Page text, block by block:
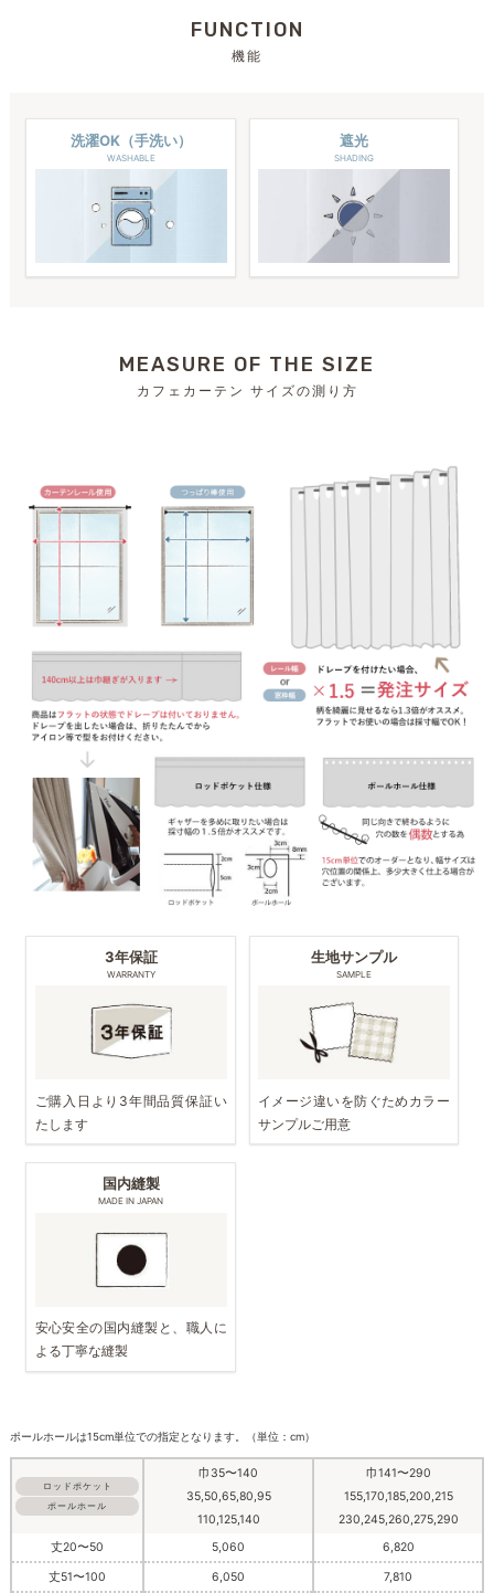
FUNCTION
機能
洗濯OK（手洗い）
WASHABLE
遮光
SHADING
MEASURE OF THE SIZE
カフェカーテン サイズの測り方
3年保証
WARRANTY
ご購入日より3年間品質保証い
たします
生地サンプル
SAMPLE
イメージ違いを防ぐためカラー
サンプルご用意
国内縫製
MADE IN JAPAN
安心安全の国内縫製と、職人に
よる丁寧な縫製
ポールホールは15cm単位での指定となります。（単位：cm）
ロッドポケット
ポールホール
巾35〜140
35,50,65,80,95
110,125,140
巾141〜290
155,170,185,200,215
230,245,260,275,290
丈20〜50
5,060 6,820
丈51〜100 6,050 7,810